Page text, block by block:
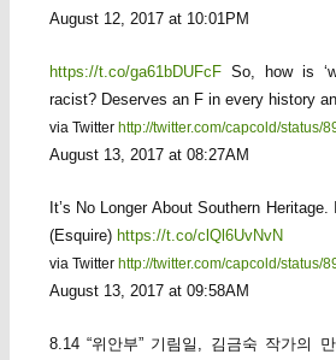
August 12, 2017 at 10:01PM
https://t.co/ga61bDUFcFSo, how is
racist? Deserves an F in every history
via Twitter http://twitter.com/capcold/status/
August 13, 2017 at 08:27AM
It’s No Longer About Southern
(Esquire) https://t.co/clQl6UvNvN
via Twitter http://twitter.com/capcold/status/
August 13, 2017 at 09:58AM
8.14 “위안부” 기림일, 김금숙 작가의